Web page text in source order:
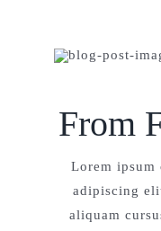
From
Lorem ipsum
adipiscing
aliquam